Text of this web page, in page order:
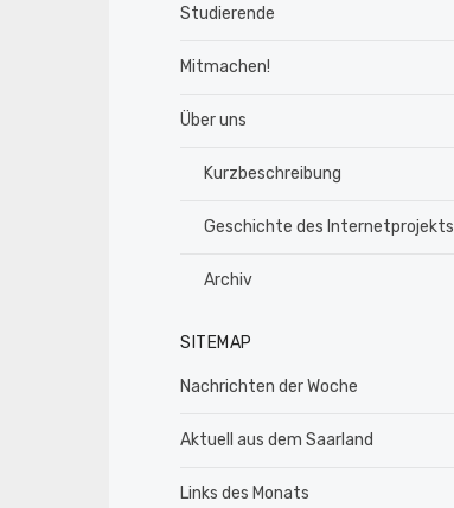
Studierende
Mitmachen!
Über uns
Kurzbeschreibung
Geschichte des Internetprojekts
Archiv
SITEMAP
Nachrichten der Woche
Aktuell aus dem Saarland
Links des Monats